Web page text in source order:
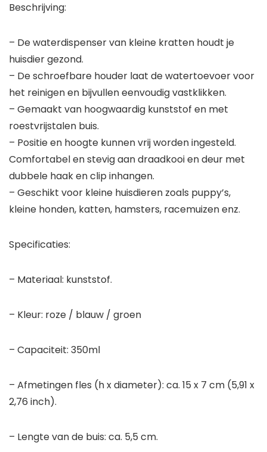
Beschrijving:
– De waterdispenser van kleine kratten houdt je
huisdier gezond.
– De schroefbare houder laat de watertoevoer voor
het reinigen en bijvullen eenvoudig vastklikken.
– Gemaakt van hoogwaardig kunststof en met
roestvrijstalen buis.
– Positie en hoogte kunnen vrij worden ingesteld.
Comfortabel en stevig aan draadkooi en deur met
dubbele haak en clip inhangen.
– Geschikt voor kleine huisdieren zoals puppy’s,
kleine honden, katten, hamsters, racemuizen enz.
Specificaties:
– Materiaal: kunststof.
– Kleur: roze / blauw / groen
– Capaciteit: 350ml
– Afmetingen fles (h x diameter): ca. 15 x 7 cm (5,91 x
2,76 inch).
– Lengte van de buis: ca. 5,5 cm.